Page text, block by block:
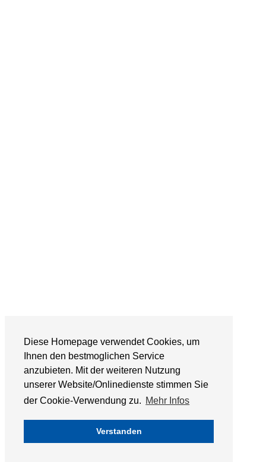
Diese Homepage verwendet Cookies, um
Ihnen den bestmoglichen Service
anzubieten. Mit der weiteren Nutzung
unserer Website/Onlinedienste stimmen Sie
der Cookie-Verwendung zu. Mehr Infos
Verstanden